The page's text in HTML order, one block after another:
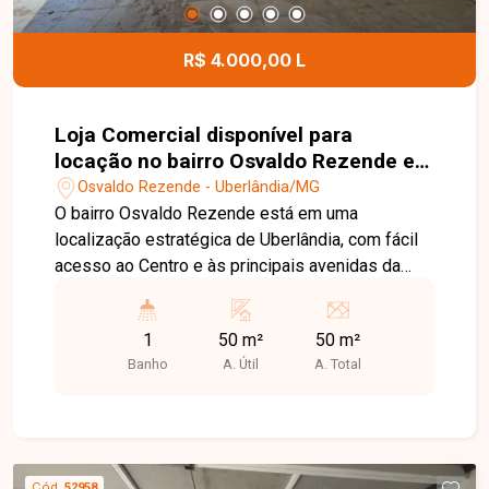
R$ 4.000,00 L
Loja Comercial disponível para
locação no bairro Osvaldo Rezende em
Uberlândia-MG
Osvaldo Rezende - Uberlândia/MG
O bairro Osvaldo Rezende está em uma
localização estratégica de Uberlândia, com fácil
acesso ao Centro e às principais avenidas da
e veículos, além de ampla variedade de
comércios, serviços e transporte público, sendo
uma excelente opção para instalação do seu
comerciais. Localizada na Avenida João Pessoa,
1
Banho
50 m²
A. Útil
50 m²
A. Total